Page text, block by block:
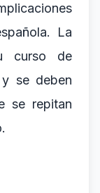
La
curso de
se deben
se repitan